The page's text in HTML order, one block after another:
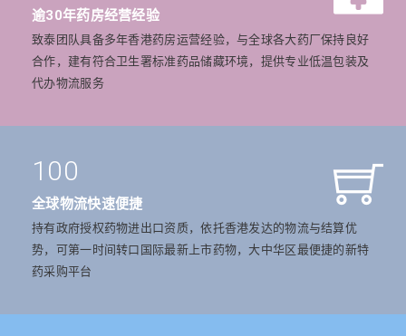
逾30年药房经营经验
致泰团队具备多年香港药房运营经验，与全球各大药厂保持良好
合作，建有符合卫生署标准药品储藏环境，提供专业低温包装及
代办物流服务
100
全球物流快速便捷
持有政府授权药物进出口资质，依托香港发达的物流与结算优
势，可第一时间转口国际最新上市药物，大中华区最便捷的新特
药采购平台